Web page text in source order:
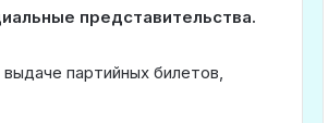
представительства.
партийных билетов,